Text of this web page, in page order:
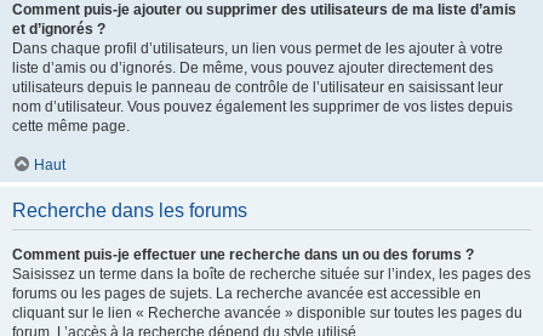
Comment puis-je ajouter ou supprimer des utilisateurs de ma liste d’amis
et d’ignorés ?
Dans chaque profil d’utilisateurs, un lien vous permet de les ajouter à votre
liste d’amis ou d’ignorés. De même, vous pouvez ajouter directement des
utilisateurs depuis le panneau de contrôle de l’utilisateur en saisissant leur
nom d’utilisateur. Vous pouvez également les supprimer de vos listes depuis
cette même page.
Haut
Recherche dans les forums
Comment puis-je effectuer une recherche dans un ou des forums ?
Saisissez un terme dans la boîte de recherche située sur l’index, les pages des
forums ou les pages de sujets. La recherche avancée est accessible en
cliquant sur le lien « Recherche avancée » disponible sur toutes les pages du